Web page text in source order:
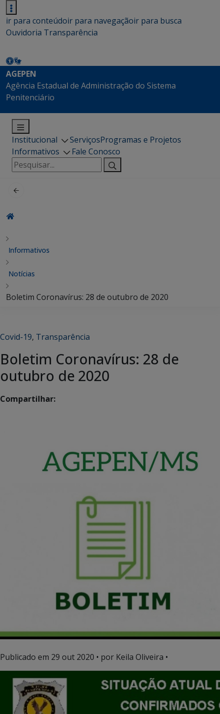
ir para conteúdoir para navegaçãoir para busca
Ouvidoria Transparência
AGEPEN
Agência Estadual de Administração do Sistema
Penitenciário
Institucional ServiçosProgramas e Projetos
Informativos
Fale Conosco
Pesquisar
por:
Informativos
Notícias
Boletim Coronavírus: 28 de outubro de 2020
Covid-19, Transparência
Boletim Coronavírus: 28 de
outubro de 2020
Compartilhar:
Publicado em 29 out 2020 • por Keila Oliveira •